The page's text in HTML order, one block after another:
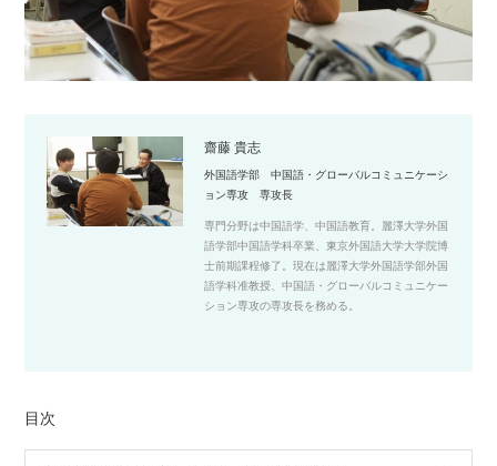
齋藤 貴志
外国語学部 中国語・グローバルコミュニケーシ
ョン専攻 専攻長
専門分野は中国語学、中国語教育。麗澤大学外国
語学部中国語学科卒業、東京外国語大学大学院博
士前期課程修了。現在は麗澤大学外国語学部外国
語学科准教授、中国語・グローバルコミュニケー
ション専攻の専攻長を務める。
目次